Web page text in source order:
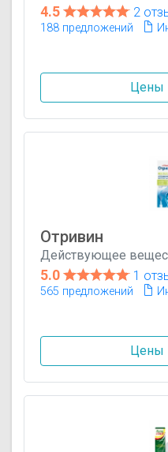
4.5 2
188 предложений
Цены
Отривин
Действующее
5.0 1
565 предложений
Цены